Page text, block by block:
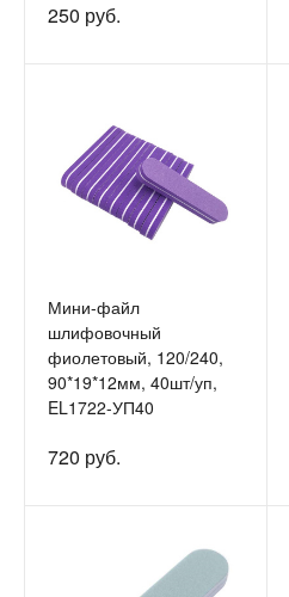
250 руб.
Мини-файл
шлифовочный
фиолетовый, 120/240,
90*19*12мм, 40шт/уп,
EL1722-УП40
720 руб.